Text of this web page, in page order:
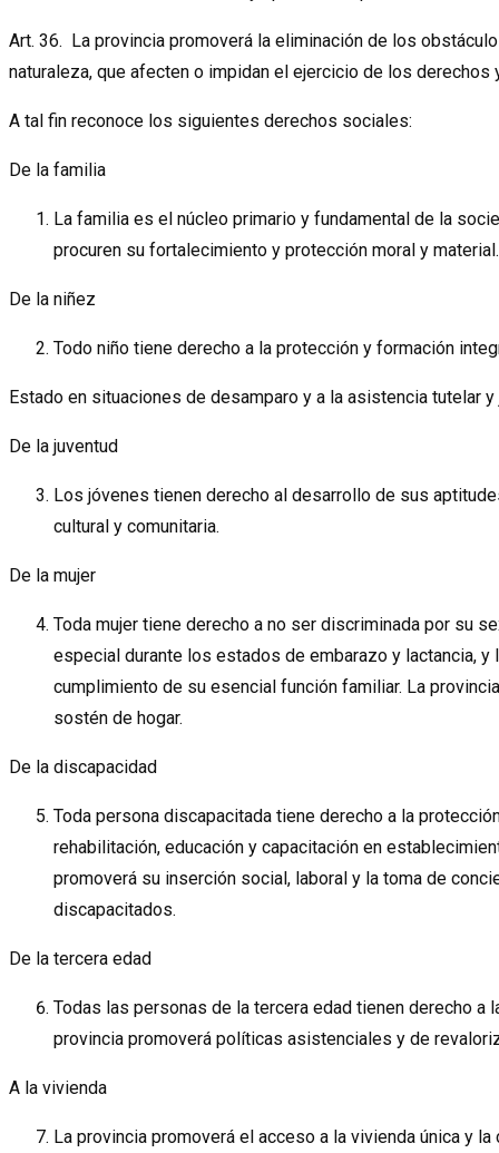
Art. 36. La provincia promoverá la eliminación de los
naturaleza, que afecten o impidan el ejercicio de los derechos
A tal fin reconoce los siguientes derechos sociales:
De la familia
La familia es el núcleo primario y fundamental de la
procuren su fortalecimiento y protección moral y material.
De la niñez
Todo niño tiene derecho a la protección y formación
Estado en situaciones de desamparo y a la asistencia tutelar
De la juventud
Los jóvenes tienen derecho al desarrollo de sus
cultural y comunitaria.
De la mujer
Toda mujer tiene derecho a no ser discriminada por su
especial durante los estados de embarazo y lactancia,
cumplimiento de su esencial función familiar. La
sostén de hogar.
De la discapacidad
Toda persona discapacitada tiene derecho a la
rehabilitación, educación y capacitación en
promoverá su inserción social, laboral y la toma de
discapacitados.
De la tercera edad
Todas las personas de la tercera edad tienen derecho a
provincia promoverá políticas asistenciales y de
A la vivienda
La provincia promoverá el acceso a la vivienda única y